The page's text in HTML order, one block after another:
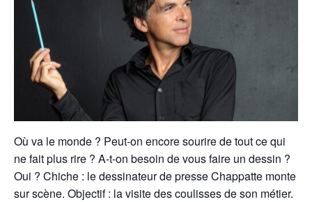
Où va le monde ? Peut-on encore sourire de tout ce qui
ne fait plus rire ? A-t-on besoin de vous faire un dessin ?
Oui ? Chiche : le dessinateur de presse Chappatte monte
sur scène. Objectif : la visite des coulisses de son métier.